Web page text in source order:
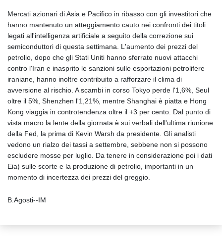
Mercati azionari di Asia e Pacifico in ribasso con gli investitori che
hanno mantenuto un atteggiamento cauto nei confronti dei titoli
legati all'intelligenza artificiale a seguito della correzione sui
semiconduttori di questa settimana. L'aumento dei prezzi del
petrolio, dopo che gli Stati Uniti hanno sferrato nuovi attacchi
contro l'Iran e inasprito le sanzioni sulle esportazioni petrolifere
iraniane, hanno inoltre contribuito a rafforzare il clima di
avversione al rischio. A scambi in corso Tokyo perde l'1,6%, Seul
oltre il 5%, Shenzhen l'1,21%, mentre Shanghai è piatta e Hong
Kong viaggia in controtendenza oltre il +3 per cento. Dal punto di
vista macro la lente della giornata è sui verbali dell'ultima riunione
della Fed, la prima di Kevin Warsh da presidente. Gli analisti
vedono un rialzo dei tassi a settembre, sebbene non si possono
escludere mosse per luglio. Da tenere in considerazione poi i dati
Eia) sulle scorte e la produzione di petrolio, importanti in un
momento di incertezza dei prezzi del greggio.
B.Agosti--IM